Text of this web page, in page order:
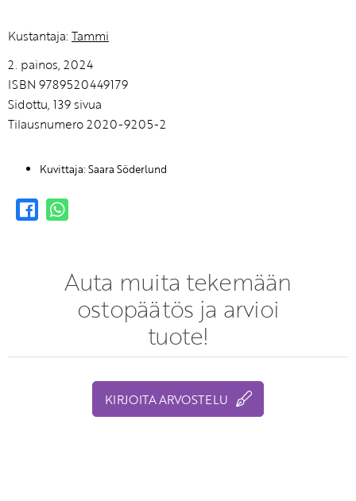
Kustantaja: Tammi
2. painos, 2024
ISBN 9789520449179
Sidottu, 139 sivua
Tilausnumero 2020-9205-2
Kuvittaja: Saara Söderlund
Auta muita tekemään
ostopäätös ja arvioi
tuote!
KIRJOITA ARVOSTELU